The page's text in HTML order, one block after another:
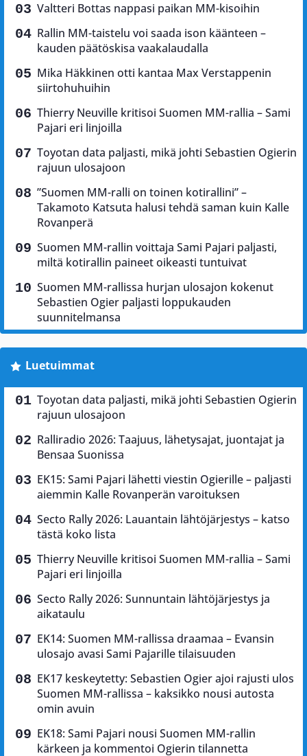
Valtteri Bottas nappasi paikan MM-kisoihin
Rallin MM-taistelu voi saada ison käänteen –
kauden päätöskisa vaakalaudalla
Mika Häkkinen otti kantaa Max Verstappenin
siirtohuhuihin
Thierry Neuville kritisoi Suomen MM-rallia – Sami
Pajari eri linjoilla
Toyotan data paljasti, mikä johti Sebastien Ogierin
rajuun ulosajoon
”Suomen MM-ralli on toinen kotirallini” –
Takamoto Katsuta halusi tehdä saman kuin Kalle
Rovanperä
Suomen MM-rallin voittaja Sami Pajari paljasti,
miltä kotirallin paineet oikeasti tuntuivat
Suomen MM-rallissa hurjan ulosajon kokenut
Sebastien Ogier paljasti loppukauden
suunnitelmansa
Luetuimmat
Toyotan data paljasti, mikä johti Sebastien Ogierin
rajuun ulosajoon
Ralliradio 2026: Taajuus, lähetysajat, juontajat ja
Bensaa Suonissa
EK15: Sami Pajari lähetti viestin Ogierille – paljasti
aiemmin Kalle Rovanperän varoituksen
Secto Rally 2026: Lauantain lähtöjärjestys – katso
tästä koko lista
Thierry Neuville kritisoi Suomen MM-rallia – Sami
Pajari eri linjoilla
Secto Rally 2026: Sunnuntain lähtöjärjestys ja
aikataulu
EK14: Suomen MM-rallissa draamaa – Evansin
ulosajo avasi Sami Pajarille tilaisuuden
EK17 keskeytetty: Sebastien Ogier ajoi rajusti ulos
Suomen MM-rallissa – kaksikko nousi autosta
omin avuin
EK18: Sami Pajari nousi Suomen MM-rallin
kärkeen ja kommentoi Ogierin tilannetta